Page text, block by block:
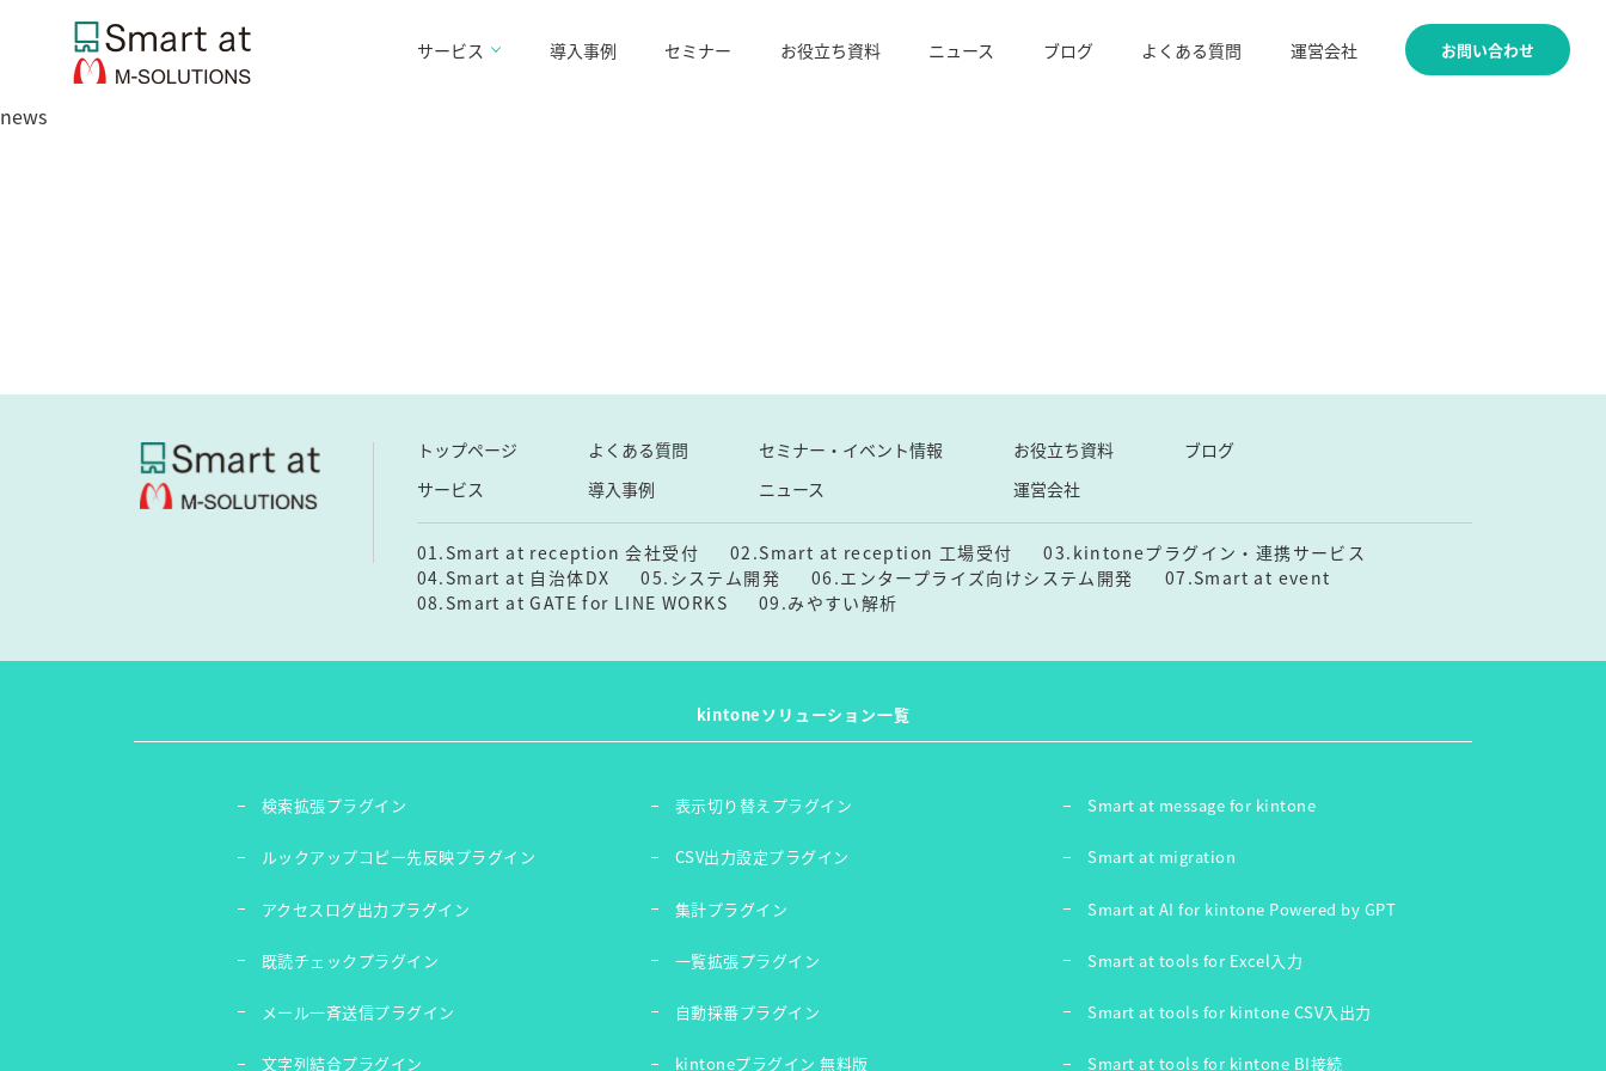
サービス 導入事例 セミナー お役立ち資料 ニュース ブログ よくある質問 運営会社 お問い合わせ
news
トップページ よくある質問 セミナー・イベント情報 お役立ち資料
ブログ
サービス
導入事例 ニュース 運営会社
01.Smart at reception 会社受付 02.Smart at reception 工場受付
03.kintoneプラグイン・連携サービス
04.Smart at 自治体DX
05.システム開発 06.エンタープライズ向けシステム開発
07.Smart at event
08.Smart at GATE for LINE WORKS
09.みやすい解析
kintoneソリューション一覧
検索拡張プラグイン
ルックアップコピー先反映プラグイン
アクセスログ出力プラグイン
既読チェックプラグイン
メール一斉送信プラグイン
文字列結合プラグイン
表示切り替えプラグイン
CSV出力設定プラグイン
集計プラグイン
一覧拡張プラグイン
自動採番プラグイン
kintoneプラグイン 無料版
Smart at message for kintone
Smart at migration
Smart at AI for kintone Powered by GPT
Smart at tools for Excel入力
Smart at tools for kintone CSV入出力
Smart at tools for kintone BI接続